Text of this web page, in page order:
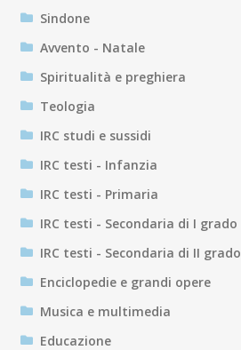
Sindone
Avvento - Natale
Spiritualità e preghiera
Teologia
IRC studi e sussidi
IRC testi - Infanzia
IRC testi - Primaria
IRC testi - Secondaria di I grado
IRC testi - Secondaria di II grado
Enciclopedie e grandi opere
Musica e multimedia
Educazione